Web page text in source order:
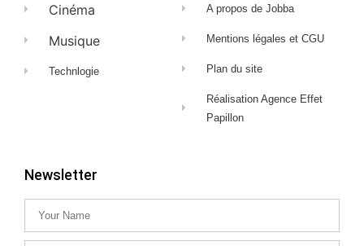
Cinéma
Musique
Technlogie
A propos de Jobba
Mentions légales et CGU
Plan du site
Réalisation Agence Effet
Papillon
Newsletter